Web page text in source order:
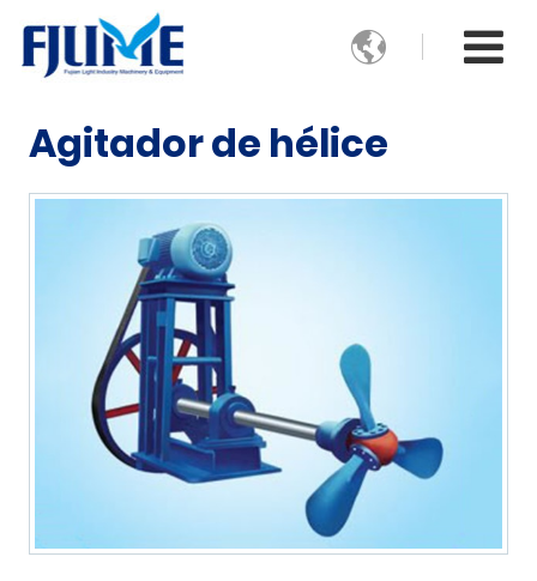

Agitador de hélice